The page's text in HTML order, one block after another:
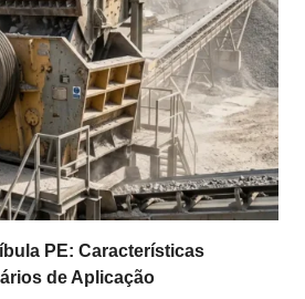
PE: Características
de Aplicação